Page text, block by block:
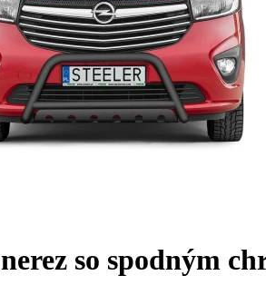
so spodným